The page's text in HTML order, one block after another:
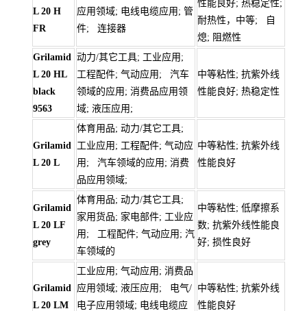
L 20 H
FR
应用领域; 电线电缆应用; 管
件; 连接器
性能良好; 热稳定性;
耐热性，中等; 自
熄; 阻燃性
Grilamid
L 20 HL
black
9563
动力/其它工具; 工业应用;
工程配件; 气动应用; 汽车
领域的应用; 消费品应用领
域; 液压应用;
中等粘性; 抗紫外线
性能良好; 热稳定性
Grilamid
L 20 L
体育用品; 动力/其它工具;
工业应用; 工程配件; 气动应
用; 汽车领域的应用; 消费
品应用领域;
中等粘性; 抗紫外线
性能良好
Grilamid
L 20 LF
grey
体育用品; 动力/其它工具;
家用货品; 家电部件; 工业应
用; 工程配件; 气动应用; 汽
车领域的
中等粘性; 低摩擦系
数; 抗紫外线性能良
好; 损性良好
Grilamid
L 20 LM
工业应用; 气动应用; 消费品
应用领域; 液压应用; 电气/
电子应用领域; 电线电缆应
中等粘性; 抗紫外线
性能良好